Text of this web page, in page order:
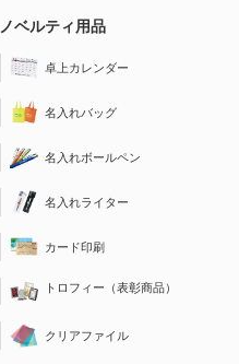
ノベルティ用品
卓上カレンダー
名入れバッグ
名入れボールペン
名入れライター
カード印刷
トロフィー（表彰商品）
クリアファイル